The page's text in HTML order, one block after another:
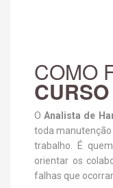
COMO
CURSO
OAnalista de
toda manutenção
trabalho. É
orientar os
falhas que